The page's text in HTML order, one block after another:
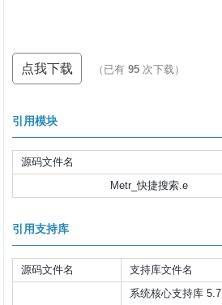
点我下载 （已有95 次下载）
引用模块
源码文件名
Metr_快捷搜索.e
引用支持库
源码文件名 支持库文件名
系统核心支持库 5.7